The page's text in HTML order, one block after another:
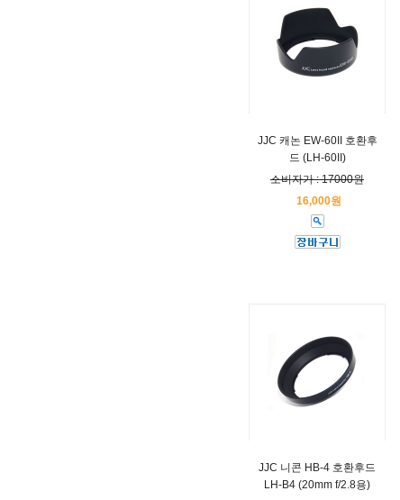
JJC 캐논 EW-60II 호환후
드 (LH-60II)
소비자가 : 17000원
16,000원
JJC 니콘 HB-4 호환후드
LH-B4 (20mm f/2.8용)